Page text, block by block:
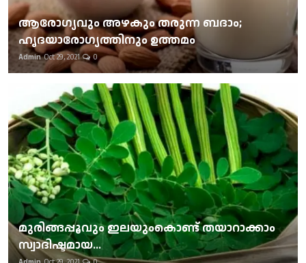
ആരോഗ്യവും അഴകും തരുന്ന ബദാം;
ഹൃദയാരോഗ്യത്തിനും ഉത്തമം
Admin Oct 29, 2021 0
മുരിങ്ങപ്പൂവും ഇലയുംകൊണ്ട് തയാറാക്കാം
സ്വാദിഷ്ടമായ...